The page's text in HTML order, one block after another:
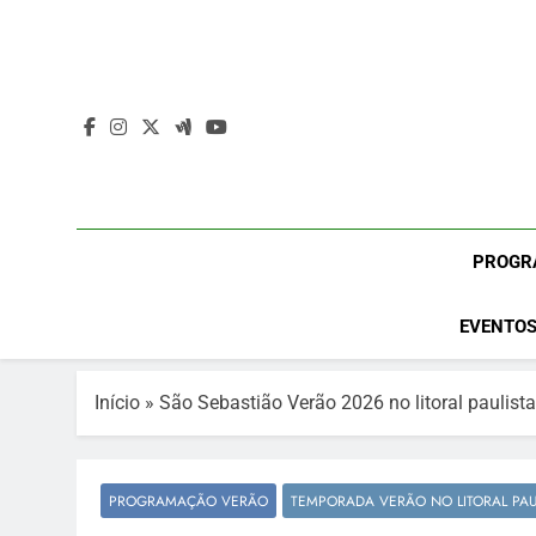
Início » São Sebastião Verão 2026 no litoral
PROGRAMAÇÃO VERÃO TEMPORADA VERÃO NO LITORAL